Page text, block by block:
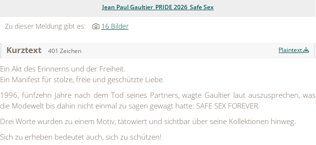
Jean Paul Gaultier_PRIDE 2026_Safe Sex
Zu dieser Meldung gibt es: 16 Bilder
Kurztext 401 Zeichen Plaintext
Ein Akt des Erinnerns und der Freiheit.
Ein Manifest für stolze, freie und geschützte Liebe.
1996, fünfzehn Jahre nach dem Tod seines Partners, wagte Gaultier laut auszusprechen, was
die Modewelt bis dahin nicht einmal zu sagen gewagt hatte: SAFE SEX FOREVER.
Drei Worte wurden zu einem Motiv, tätowiert und sichtbar über seine Kollektionen hinweg.
Sich zu erheben bedeutet auch, sich zu schützen!